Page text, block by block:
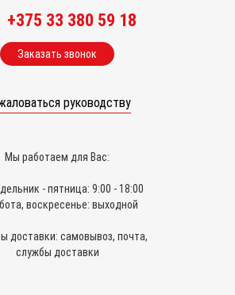
+375 33 380 59 18
Заказать звонок
руководству
Мы работаем для Вас:
- пятница: 9:00 - 18:00
воскресенье: выходной
доставки: самовывоз, почта,
службы доставки